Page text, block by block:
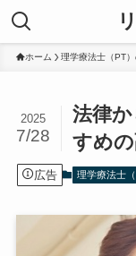
ホーム 理学療法士（PT
法律
すめ
2025
7/28
広告 理学療法士